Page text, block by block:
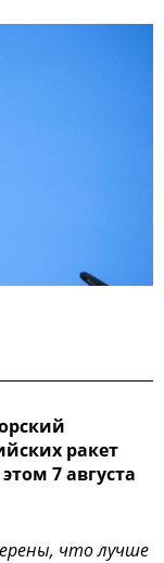
ракет
7 августа
что лучше